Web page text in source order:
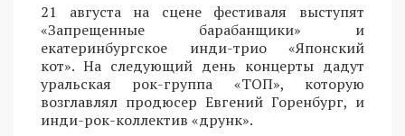
21 августа на сцене фестиваля выступят
«Запрещенные барабанщики» и
екатеринбургское инди-трио «Японский
кот». На следующий день концерты дадут
уральская рок-группа «ТОП», которую
возглавлял продюсер Евгений Горенбург, и
инди-рок-коллектив «друнк».